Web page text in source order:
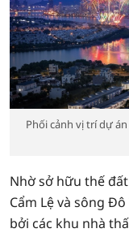
Phối cảnh vị trí dự
Nhờ sở hữu thế
Cẩm Lệ và sông
bởi các khu nhà